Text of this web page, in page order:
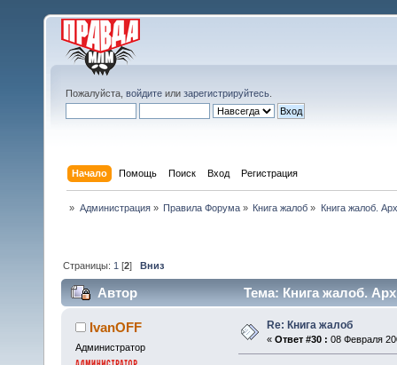
Пожалуйста, войдите или зарегистрируйтесь
Начало Помощь Поиск Вход Регистрация
» Администрация» Правила Форума» Книга жалоб » Книга жалоб.
Страницы: 1 [2]Вниз
Автор Тема: Книга жалоб.
IvanOFF
Администратор
Re: Книга жалоб
« Ответ #30 : 08 Февраля